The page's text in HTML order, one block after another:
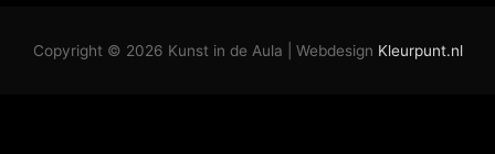
Copyright © 2026 Kunst in de Aula | Webdesign Kleurpunt.nl